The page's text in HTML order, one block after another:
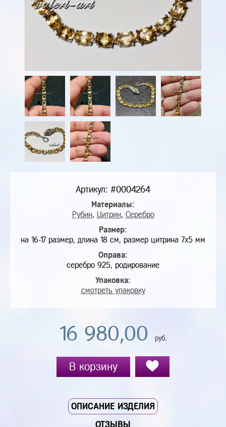
Артикул: #0004264
Материалы:
Рубин, Цитрин, Серебро
Размер:
на 16-17 размер, длина 18 см, размер цитрина 7х5 мм
Оправа:
серебро 925, родирование
Упаковка:
смотреть упаковку
16 980,00 руб.
В корзину
ОПИСАНИЕ ИЗДЕЛИЯ
ОТЗЫВЫ